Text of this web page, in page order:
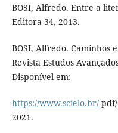
BOSI, Alfredo. Entre a
Editora 34, 2013.
BOSI, Alfredo. Caminhos
Revista Estudos
Disponível em:
https://www.scielo.br/pdf/
2021.